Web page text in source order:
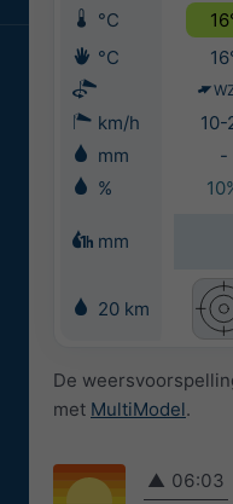
°C
°C
km/h 10-
mm
-
%
mm
20 km
De
met MultiModel.
▲ 06:03